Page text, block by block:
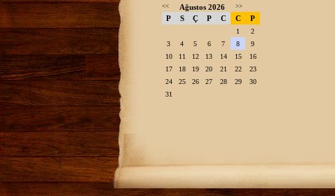
<< Ağustos 2026 >>
P S Ç P C C P
1
2
3
4 5 6 7 8
9
10
11 12 13 14 15
16
17
18 19 20 21 22
23
24
25 26 27 28 29
30
31